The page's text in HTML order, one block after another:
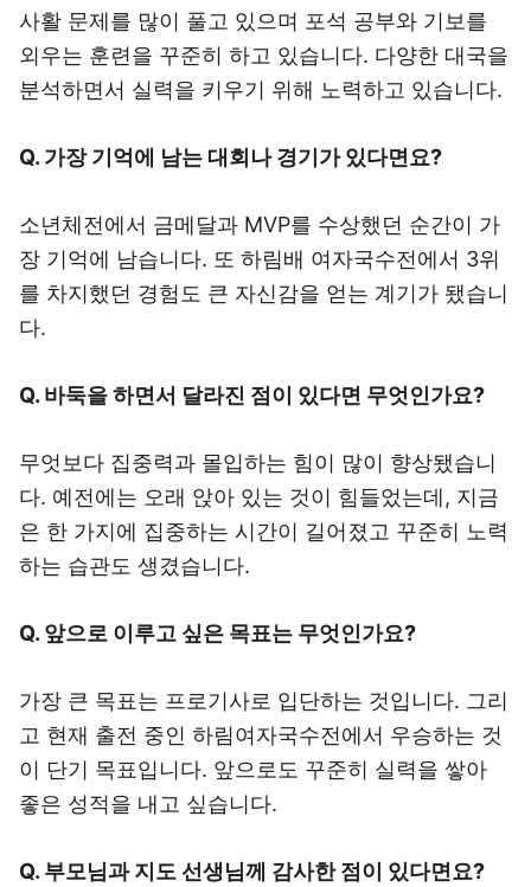
사활 문제를 많이 풀고 있으며 포석 공부와 기보를
외우는 훈련을 꾸준히 하고 있습니다. 다양한 대국을
분석하면서 실력을 키우기 위해 노력하고 있습니다.
Q. 가장 기억에 남는 대회나 경기가 있다면요?
소년체전에서 금메달과 MVP를 수상했던 순간이 가
장 기억에 남습니다. 또 하림배 여자국수전에서 3위
를 차지했던 경험도 큰 자신감을 얻는 계기가 됐습니
다.
Q. 바둑을 하면서 달라진 점이 있다면 무엇인가요?
무엇보다 집중력과 몰입하는 힘이 많이 향상됐습니
다. 예전에는 오래 앉아 있는 것이 힘들었는데, 지금
은 한 가지에 집중하는 시간이 길어졌고 꾸준히 노력
하는 습관도 생겼습니다.
Q. 앞으로 이루고 싶은 목표는 무엇인가요?
가장 큰 목표는 프로기사로 입단하는 것입니다. 그리
고 현재 출전 중인 하림여자국수전에서 우승하는 것
이 단기 목표입니다. 앞으로도 꾸준히 실력을 쌓아
좋은 성적을 내고 싶습니다.
Q. 부모님과 지도 선생님께 감사한 점이 있다면요?